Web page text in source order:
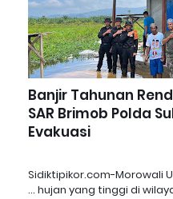
Banjir Tahunan
SAR Brimob Polda
Evakuasi
Sidiktipikor.com-Morowali
hujan yang tinggi di